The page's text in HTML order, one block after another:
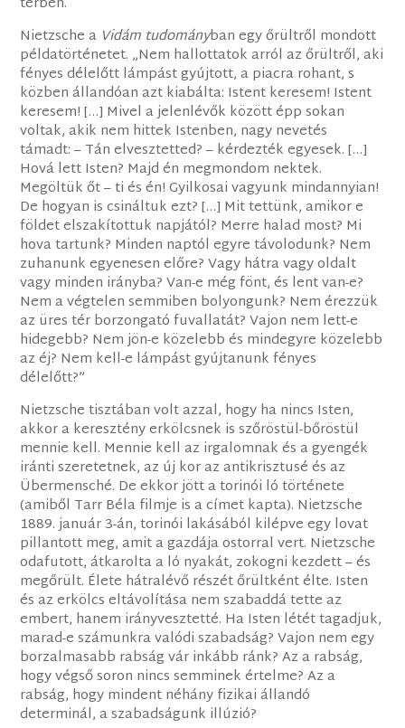
Nietzsche a Vidám tudományban egy őrültről mondott
példatörténetet. „Nem hallottatok arról az őrültről, aki
fényes délelőtt lámpást gyújtott, a piacra rohant, s
közben állandóan azt kiabálta: Istent keresem! Istent
keresem! […] Mivel a jelenlévők között épp sokan
voltak, akik nem hittek Istenben, nagy nevetés
támadt: – Tán elvesztetted? – kérdezték egyesek. […]
Hová lett Isten? Majd én megmondom nektek.
Megöltük őt – ti és én! Gyilkosai vagyunk mindannyian!
De hogyan is csináltuk ezt? […] Mit tettünk, amikor e
földet elszakítottuk napjától? Merre halad most? Mi
hova tartunk? Minden naptól egyre távolodunk? Nem
zuhanunk egyenesen előre? Vagy hátra vagy oldalt
vagy minden irányba? Van-e még fönt, és lent van-e?
Nem a végtelen semmiben bolyongunk? Nem érezzük
az üres tér borzongató fuvallatát? Vajon nem lett-e
hidegebb? Nem jön-e közelebb és mindegyre közelebb
az éj? Nem kell-e lámpást gyújtanunk fényes
délelőtt?”
Nietzsche tisztában volt azzal, hogy ha nincs Isten,
akkor a keresztény erkölcsnek is szőröstül-bőröstül
mennie kell. Mennie kell az irgalomnak és a gyengék
iránti szeretetnek, az új kor az antikrisztusé és az
Übermensché. De ekkor jött a torinói ló története
(amiből Tarr Béla filmje is a címet kapta). Nietzsche
1889. január 3-án, torinói lakásából kilépve egy lovat
pillantott meg, amit a gazdája ostorral vert. Nietzsche
odafutott, átkarolta a ló nyakát, zokogni kezdett – és
megőrült. Élete hátralévő részét őrültként élte. Isten
és az erkölcs eltávolítása nem szabaddá tette az
embert, hanem irányvesztetté. Ha Isten létét tagadjuk,
marad-e számunkra valódi szabadság? Vajon nem egy
borzalmasabb rabság vár inkább ránk? Az a rabság,
hogy végső soron nincs semminek értelme? Az a
rabság, hogy mindent néhány fizikai állandó
determinál, a szabadságunk illúzió?